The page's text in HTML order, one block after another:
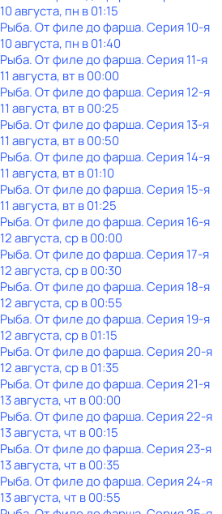
10 августа, пн в 01:15
Рыба. От филе до фарша. Серия 10-я
10 августа, пн в 01:40
Рыба. От филе до фарша. Серия 11-я
11 августа, вт в 00:00
Рыба. От филе до фарша. Серия 12-я
11 августа, вт в 00:25
Рыба. От филе до фарша. Серия 13-я
11 августа, вт в 00:50
Рыба. От филе до фарша. Серия 14-я
11 августа, вт в 01:10
Рыба. От филе до фарша. Серия 15-я
11 августа, вт в 01:25
Рыба. От филе до фарша. Серия 16-я
12 августа, ср в 00:00
Рыба. От филе до фарша. Серия 17-я
12 августа, ср в 00:30
Рыба. От филе до фарша. Серия 18-я
12 августа, ср в 00:55
Рыба. От филе до фарша. Серия 19-я
12 августа, ср в 01:15
Рыба. От филе до фарша. Серия 20-я
12 августа, ср в 01:35
Рыба. От филе до фарша. Серия 21-я
13 августа, чт в 00:00
Рыба. От филе до фарша. Серия 22-я
13 августа, чт в 00:15
Рыба. От филе до фарша. Серия 23-я
13 августа, чт в 00:35
Рыба. От филе до фарша. Серия 24-я
13 августа, чт в 00:55